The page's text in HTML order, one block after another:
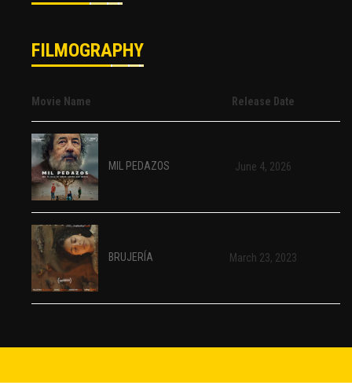
FILMOGRAPHY
Movie Name Release Date
MIL PEDAZOS June 4, 2026
BRUJERÍA March 23, 2023